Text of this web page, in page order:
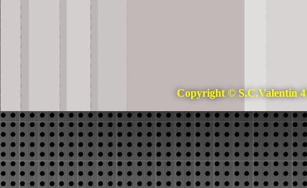
Copyright © S.C.Valentin